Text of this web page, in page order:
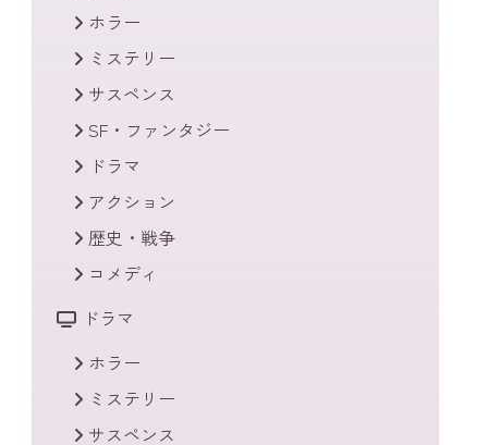
ホラー
ミステリー
サスペンス
SF・ファンタジー
ドラマ
アクション
歴史・戦争
コメディ
ドラマ
ホラー
ミステリー
サスペンス